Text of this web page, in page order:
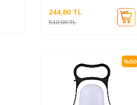
510,00TL
244,80 TL
%50